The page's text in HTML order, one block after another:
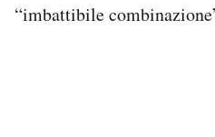
“imbattibile